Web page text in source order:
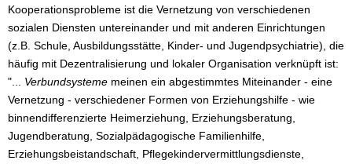
Kooperationsprobleme ist die Vernetzung von verschiedenen
sozialen Diensten untereinander und mit anderen Einrichtungen
(z.B. Schule, Ausbildungsstätte, Kinder- und Jugendpsychiatrie), die
häufig mit Dezentralisierung und lokaler Organisation verknüpft ist:
"... Verbundsysteme meinen ein abgestimmtes Miteinander - eine
Vernetzung - verschiedener Formen von Erziehungshilfe - wie
binnendifferenzierte Heimerziehung, Erziehungsberatung,
Jugendberatung, Sozialpädagogische Familienhilfe,
Erziehungsbeistandschaft, Pflegekindervermittlungsdienste,